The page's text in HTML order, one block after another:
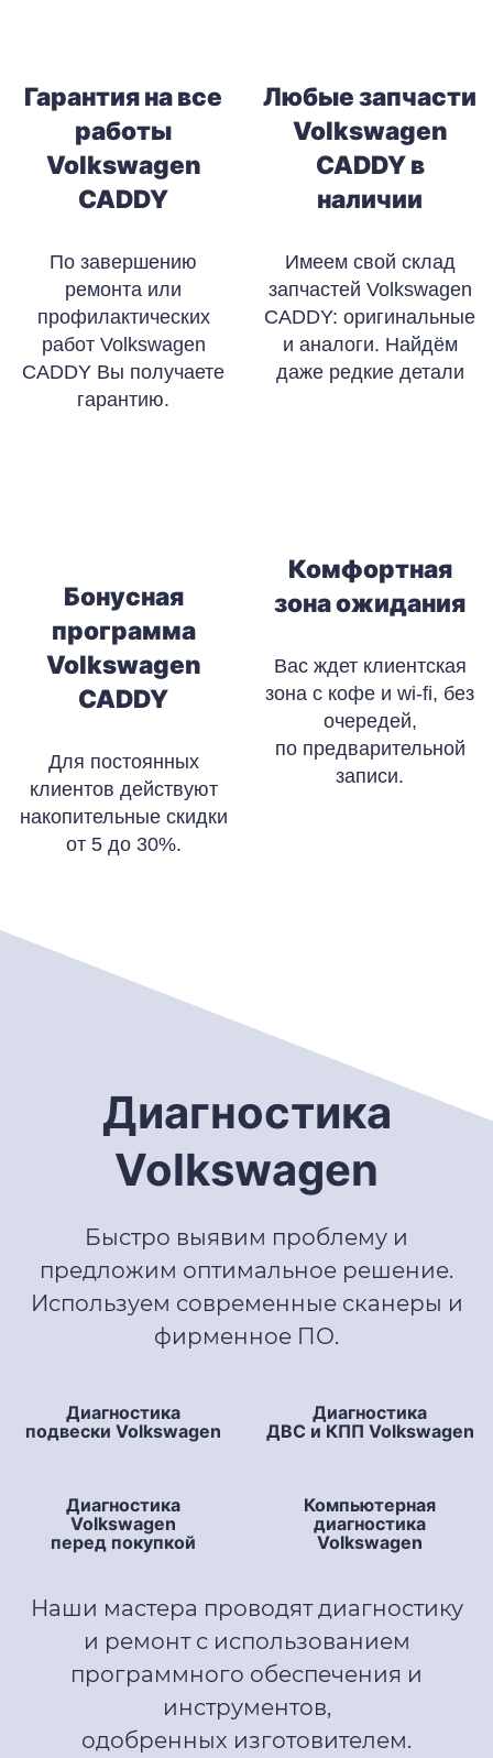
Гарантия на все
работы
Volkswagen
CADDY
По завершению
ремонта или
профилактических
работ Volkswagen
CADDY Вы получаете
гарантию.
Бонусная
программа
Volkswagen
CADDY
Для постоянных
клиентов действуют
накопительные скидки
от 5 до 30%.
Любые запчасти
Volkswagen
CADDY в
наличии
Имеем свой склад
запчастей Volkswagen
CADDY: оригинальные
и аналоги. Найдём
даже редкие детали
Комфортная
зона ожидания
Вас ждет клиентская
зона с кофе и wi-fi, без
очередей,
по предварительной
записи.
Диагностика
Volkswagen
Быстро выявим проблему и
предложим оптимальное решение.
Используем современные сканеры и
фирменное ПО.
Диагностика
подвески Volkswagen
Диагностика
ДВС и КПП Volkswagen
Диагностика
Volkswagen
перед покупкой
Компьютерная
диагностика
Volkswagen
Наши мастера проводят диагностику
и ремонт с использованием
программного обеспечения и
инструментов,
одобренных изготовителем.